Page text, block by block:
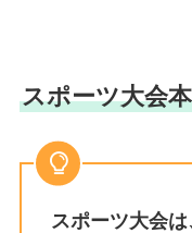
スポーツ大会
スポーツ大会